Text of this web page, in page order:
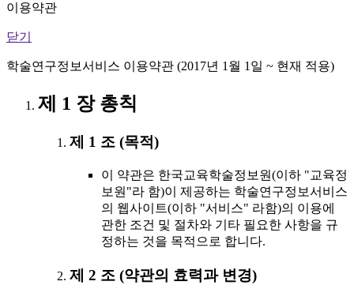
이용약관
닫기
학술연구정보서비스 이용약관 (2017년 1월 1일 ~ 현재 적용)
제 1 장 총칙
제 1 조 (목적)
이 약관은 한국교육학술정보원(이하 "교육정
보원"라 함)이 제공하는 학술연구정보서비스
의 웹사이트(이하 "서비스" 라함)의 이용에
관한 조건 및 절차와 기타 필요한 사항을 규
정하는 것을 목적으로 합니다.
제 2 조 (약관의 효력과 변경)